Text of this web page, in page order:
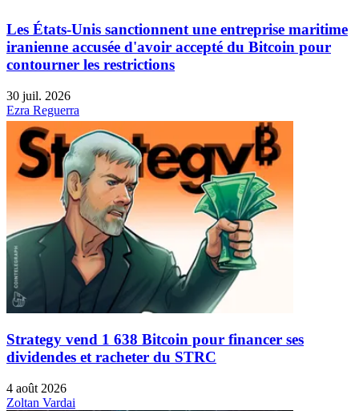
Les États-Unis sanctionnent une entreprise maritime
iranienne accusée d'avoir accepté du Bitcoin pour
contourner les restrictions
30 juil. 2026
Ezra Reguerra
Strategy vend 1 638 Bitcoin pour financer ses
dividendes et racheter du STRC
4 août 2026
Zoltan Vardai